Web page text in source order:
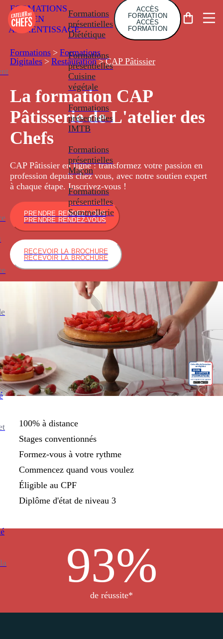
FORMATIONS
EN
APPRENTISSAGE
Formations
présentielles
Diététique
Formations
présentielles
Cuisine
végétale
Formations
présentielles
IMTB
Formations
présentielles
Maçon
Formations
présentielles
Sommellerie
ACCÈS
FORMATION
ACCÈS
FORMATION
Formations > Formations
Digitales > Restauration > CAP Pâtissier
La formation CAP
Pâtisserie de L'atelier des
Chefs
CAP Pâtissier en ligne : transformez votre passion en
profession depuis chez vous, avec notre soutien expert
à chaque étape. Inscrivez-vous !
PRENDRE RENDEZ-VOUS
PRENDRE RENDEZ-VOUS
RECEVOIR LA BROCHURE
RECEVOIR LA BROCHURE
100% à distance
Stages conventionnés
Formez-vous à votre rythme
Commencez quand vous voulez
Éligible au CPF
Diplôme d'état de niveau 3
93%
de réussite*